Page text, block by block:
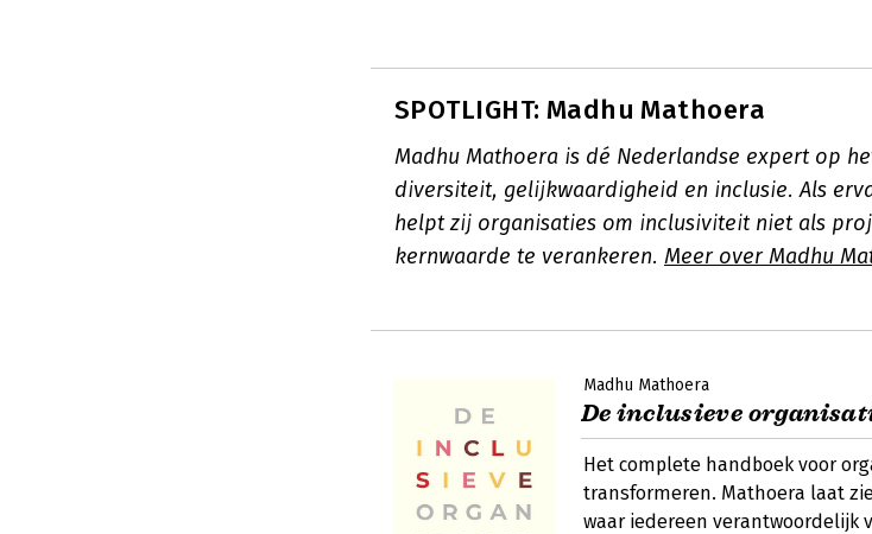
SPOTLIGHT: Madhu Mathoera
Madhu Mathoera is dé Nederlandse expert op
diversiteit, gelijkwaardigheid en inclusie. Als
helpt zij organisaties om inclusiviteit niet als
kernwaarde te verankeren. Meer over Madhu
Madhu Mathoera
De inclusieve
Het complete handboek voor
transformeren. Mathoera laat
waar iedereen verantwoordelijk